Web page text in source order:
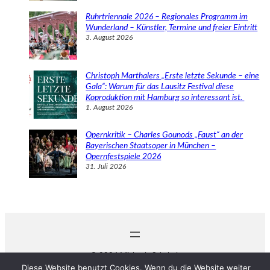
Ruhrtriennale 2026 – Regionales Programm im
Wunderland – Künstler, Termine und freier Eintritt
3. August 2026
Christoph Marthalers „Erste letzte Sekunde – eine
Gala“: Warum für das Lausitz Festival diese
Koproduktion mit Hamburg so interessant ist.
1. August 2026
Opernkritik – Charles Gounods „Faust“ an der
Bayerischen Staatsoper in München –
Opernfestspiele 2026
31. Juli 2026
Diese Website benutzt Cookies. Wenn du die Website weiter